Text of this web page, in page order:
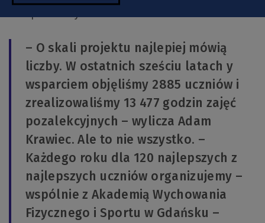
– O skali projektu najlepiej mówią
liczby. W ostatnich sześciu latach y
wsparciem objęliśmy 2885 uczniów i
zrealizowaliśmy 13 477 godzin zajęć
pozalekcyjnych – wylicza Adam
Krawiec. Ale to nie wszystko. –
Każdego roku dla 120 najlepszych z
najlepszych uczniów organizujemy –
wspólnie z Akademią Wychowania
Fizycznego i Sportu w Gdańsku –